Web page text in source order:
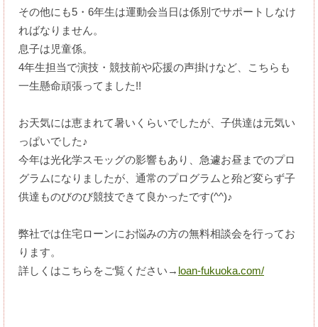
その他にも5・6年生は運動会当日は係別でサポートしなけ
ればなりません。
息子は児童係。
4年生担当で演技・競技前や応援の声掛けなど、こちらも
一生懸命頑張ってました!!
お天気には恵まれて暑いくらいでしたが、子供達は元気い
っぱいでした♪
今年は光化学スモッグの影響もあり、急遽お昼までのプロ
グラムになりましたが、通常のプログラムと殆ど変らず子
供達ものびのび競技できて良かったです(^^)♪
弊社では住宅ローンにお悩みの方の無料相談会を行ってお
ります。
詳しくはこちらをご覧ください→ loan-fukuoka.com/